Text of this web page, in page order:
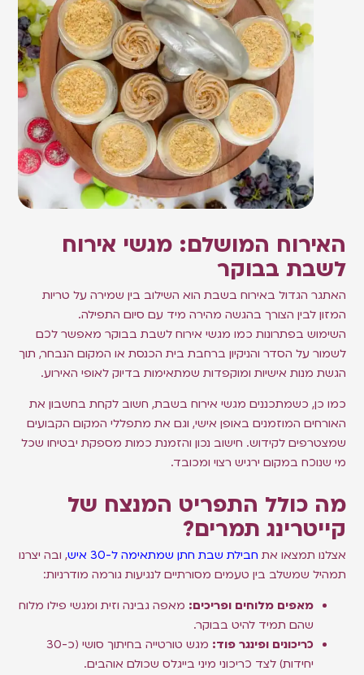
האירוח המושלם: מגשי אירוח
לשבת בבוקר
האתגר הגדול באירוח בשבת הוא השילוב בין שמירה על טריות
המזון לבין הצורך בהגשה מהירה מיד עם סיום התפילה.
השימוש בפתרונות כמו מגשי אירוח לשבת בבוקר מאפשר לכם
לשמור על הסדר והניקיון ברחבת בית הכנסת או המקום הנבחר, תוך
הגשת מנות אישיות ומוקפדות שמתאימות בדיוק לאופי האירוע.
כמו כן, כשמתכננים מגשי אירוח בשבת, חשוב לקחת בחשבון את
האורחים המוזמנים באופן אישי, וגם את מתפללי המקום הקבועים
שמצטרפים לקידוש. חישוב נכון והזמנת כמות מספקת יבטיחו שכל
מי שנוכח במקום ירגיש רצוי ומכובד.
מה כולל התפריט המנצח של
קייטרינג תמרים?
אצלנו תמצאו את חבילת שבת חתן שמתאימה ל-30 איש
, ובה יצרנו
תמהיל שמשלב בין טעמים מסורתיים לנגיעות גורמה מודרניות:
מאפים מלוחים ופריכים: מאפה גבינה וזית ומגשי פילו מלוח
שהם תמיד להיט בבוקר.
כריכונים ופינגר פוד:
מגש טורטייה בחיתוך סושי (כ-30
יחידות) לצד כריכוני מיני בייגלס שכולם אוהבים.